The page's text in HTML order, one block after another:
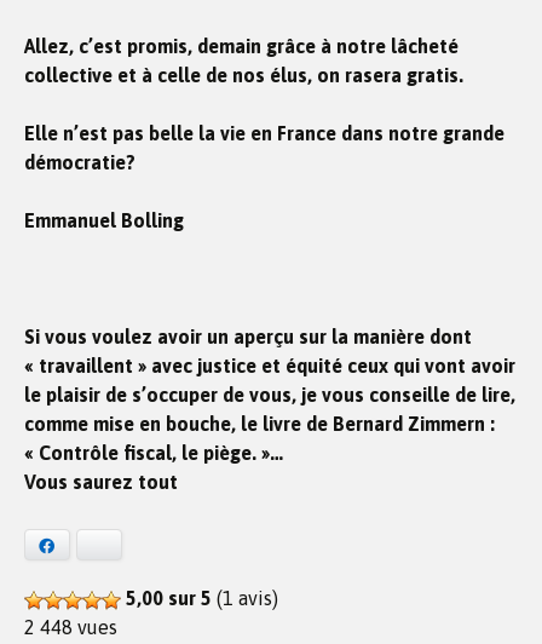
Allez, c’est promis, demain grâce à notre lâcheté
collective et à celle de nos élus, on rasera gratis.
Elle n’est pas belle la vie en France dans notre grande
démocratie?
Emmanuel Bolling
Si vous voulez avoir un aperçu sur la manière dont
« travaillent » avec justice et équité ceux qui vont avoir
le plaisir de s’occuper de vous, je vous conseille de lire,
comme mise en bouche, le livre de Bernard Zimmern :
« Contrôle fiscal, le piège. »…
Vous saurez tout
5,00 sur 5 (1 avis)
2 448 vues